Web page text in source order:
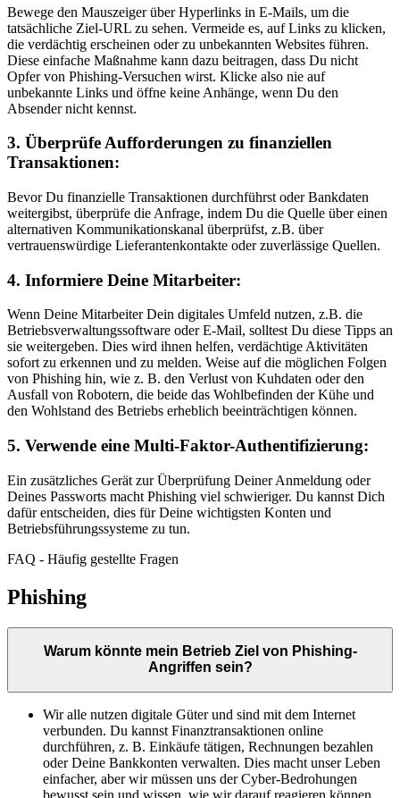
Bewege den Mauszeiger über Hyperlinks in E-Mails, um die
tatsächliche Ziel-URL zu sehen. Vermeide es, auf Links zu klicken,
die verdächtig erscheinen oder zu unbekannten Websites führen.
Diese einfache Maßnahme kann dazu beitragen, dass Du nicht
Opfer von Phishing-Versuchen wirst. Klicke also nie auf
unbekannte Links und öffne keine Anhänge, wenn Du den
Absender nicht kennst.
3. Überprüfe Aufforderungen zu finanziellen
Transaktionen:
Bevor Du finanzielle Transaktionen durchführst oder Bankdaten
weitergibst, überprüfe die Anfrage, indem Du die Quelle über einen
alternativen Kommunikationskanal überprüfst, z.B. über
vertrauenswürdige Lieferantenkontakte oder zuverlässige Quellen.
4. Informiere Deine Mitarbeiter:
Wenn Deine Mitarbeiter Dein digitales Umfeld nutzen, z.B. die
Betriebsverwaltungssoftware oder E-Mail, solltest Du diese Tipps an
sie weitergeben. Dies wird ihnen helfen, verdächtige Aktivitäten
sofort zu erkennen und zu melden. Weise auf die möglichen Folgen
von Phishing hin, wie z. B. den Verlust von Kuhdaten oder den
Ausfall von Robotern, die beide das Wohlbefinden der Kühe und
den Wohlstand des Betriebs erheblich beeinträchtigen können.
5. Verwende eine Multi-Faktor-Authentifizierung:
Ein zusätzliches Gerät zur Überprüfung Deiner Anmeldung oder
Deines Passworts macht Phishing viel schwieriger. Du kannst Dich
dafür entscheiden, dies für Deine wichtigsten Konten und
Betriebsführungssysteme zu tun.
FAQ - Häufig gestellte Fragen
Phishing
Warum könnte mein Betrieb Ziel von Phishing-
Angriffen sein?
Wir alle nutzen digitale Güter und sind mit dem Internet
verbunden. Du kannst Finanztransaktionen online
durchführen, z. B. Einkäufe tätigen, Rechnungen bezahlen
oder Deine Bankkonten verwalten. Dies macht unser Leben
einfacher, aber wir müssen uns der Cyber-Bedrohungen
bewusst sein und wissen, wie wir darauf reagieren können.